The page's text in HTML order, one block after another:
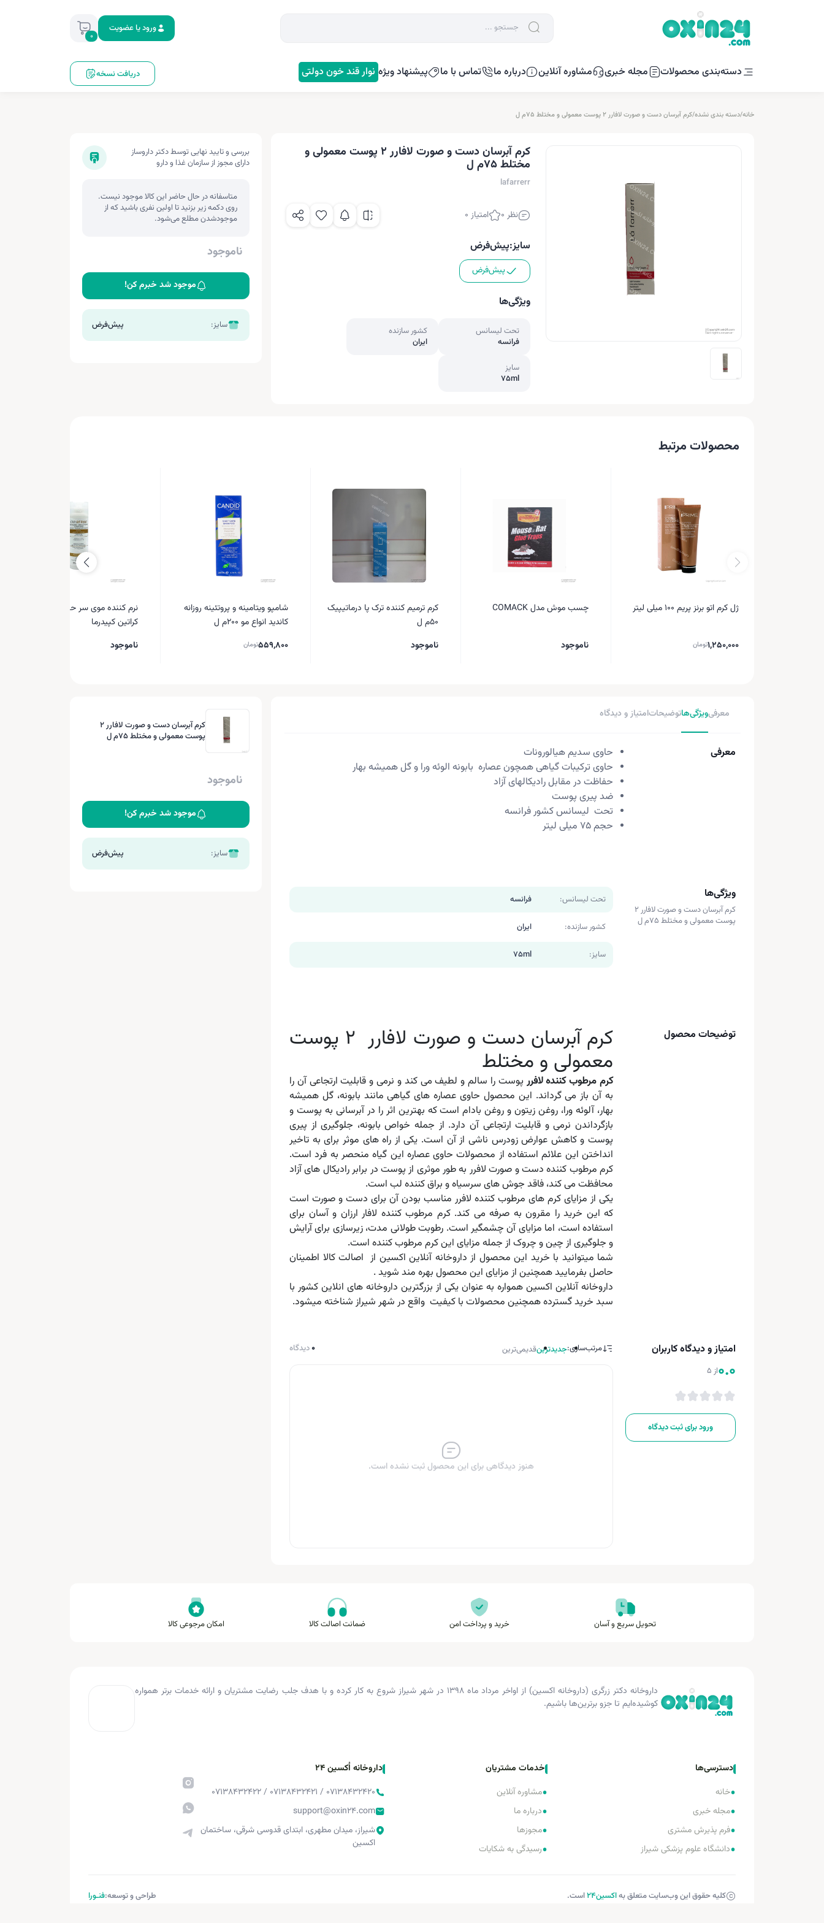
ورود یا عضویت
0
دسته‌بندی محصولات مجله خبری مشاوره آنلاین درباره ما تماس با ما پیشنهاد ویژه نوار قند خون دولتی دریافت نسخه
خانه/دسته بندی نشده/کرم آبرسان دست و صورت لافارر 2 پوست معمولی و مختلط 75م ل
کرم آبرسان دست و صورت لافارر 2 پوست معمولی و
مختلط 75م ل
lafarrerr
نظر 0 امتیاز 0
سایز:پیش‌فرض
پیش‌فرض
ویژگی‌ها
تحت لیسانس
فرانسه
کشور سازنده
ایران
سایز
75ml
بررسی و تایید نهایی توسط دکتر داروساز
دارای مجوز از سازمان غذا و دارو
متاسفانه در حال حاضر این کالا موجود نیست.
روی دکمه زیر بزنید تا اولین نفری باشید که از
موجودشدن مطلع می‌شود.
ناموجود
موجود شد خبرم کن!
سایز: پیش‌فرض
محصولات مرتبط
ژل کرم اتو برنز پریم ۱۰۰ میلی لیتر
1,250,000تومان
چسب موش مدل COMACK
ناموجود
کرم ترمیم کننده ترک پا درماتیپیک
50م ل
ناموجود
شامپو ویتامینه و پروتئینه روزانه
کاندید انواع مو 200م ل
559,800تومان
نرم کننده موی سر حاوی کافئین و
کراتین کپیدرما
ناموجود
معرفیویژگی‌هاتوضیحاتامتیاز و دیدگاه
معرفی
حاوی سدیم هیالورونات
حاوی ترکیبات گیاهی همچون عصاره بابونه الوئه ورا و گل همیشه بهار
حفاظت در مقابل رادیکالهای آزاد
ضد پیری پوست
تحت لیسانس کشور فرانسه
حجم 75 میلی لیتر
ویژگی‌ها
کرم آبرسان دست و صورت لافارر 2
پوست معمولی و مختلط 75م ل
تحت لیسانس: فرانسه
کشور سازنده: ایران
سایز: 75ml
توضیحات محصول
کرم آبرسان دست و صورت لافارر 2 پوست
معمولی و مختلط
کرم مرطوب کننده لافرر پوست را سالم و لطیف می کند و نرمی و قابلیت ارتجاعی آن را
به آن باز می گرداند. این محصول حاوی عصاره های گیاهی مانند بابونه، گل همیشه
بهار، آلوئه ورا، روغن زیتون و روغن بادام است که بهترین اثر را در آبرسانی به پوست و
بازگرداندن نرمی و قابلیت ارتجاعی آن دارد. از جمله خواص بابونه، جلوگیری از پیری
پوست و کاهش عوارض زودرس ناشی از آن است. یکی از راه های موثر برای به تاخیر
انداختن این علائم استفاده از محصولات حاوی عصاره این گیاه منحصر به فرد است.
کرم مرطوب کننده دست و صورت لافرر به طور موثری از پوست در برابر رادیکال های آزاد
محافظت می کند، فاقد جوش های سرسیاه و براق کننده لب است.
یکی از مزایای کرم های مرطوب کننده لافرر مناسب بودن آن برای دست و صورت است
که این خرید را مقرون به صرفه می کند. کرم مرطوب کننده لافار ارزان و آسان برای
استفاده است، اما مزایای آن چشمگیر است. رطوبت طولانی مدت، زیرسازی برای آرایش
و جلوگیری از چین و چروک از جمله مزایای این کرم مرطوب کننده است.
شما میتوانید با خرید این محصول از داروخانه آنلاین اکسین از اصالت کالا اطمینان
حاصل بفرمایید همچنین از مزایای این محصول بهره مند شوید .
داروخانه آنلاین اکسین همواره به عنوان یکی از بزرگترین داروخانه های انلاین کشور با
سبد خرید گسترده همچنین محصولات با کیفیت واقع در شهر شیراز شناخته میشود.
امتیاز و دیدگاه کاربران
0.0از 5
ورود برای ثبت دیدگاه
مرتب‌سازی:جدیدترینقدیمی‌ترین 0دیدگاه
هنوز دیدگاهی برای این محصول ثبت نشده است.
کرم آبرسان دست و صورت لافارر 2
پوست معمولی و مختلط 75م ل
ناموجود
موجود شد خبرم کن!
سایز: پیش‌فرض
تحویل سریع و آسان خرید و پرداخت امن ضمانت اصالت کالا امکان مرجوعی کالا
داروخانه دکتر زرگری (داروخانه اکسین) از اواخر مرداد ماه ۱۳۹۸ در شهر شیراز شروع به کار کرده و با هدف جلب رضایت مشتریان و ارائه خدمات برتر همواره
کوشیده‌ایم تا جزو برترین‌ها باشیم.
دسترسی‌ها
•خانه
•مجله خبری
•فرم پذیرش مشتری
•دانشگاه علوم پزشکی شیراز
خدمات مشتریان
•مشاوره آنلاین
•درباره ما
•مجوزها
•رسیدگی به شکایات
داروخانه اُکسین 24
۰۷۱۳۸۴۳۲۴۲۰ / ۰۷۱۳۸۴۳۲۴۲۱ / ۰۷۱۳۸۴۳۲۴۲۲
support@oxin24.com
شیراز، میدان مطهری، ابتدای قدوسی شرقی، ساختمان
اکسین
کلیه حقوق این وب‌سایت متعلق بهاکسین‌24 است. طراحی و توسعه:فنـورا